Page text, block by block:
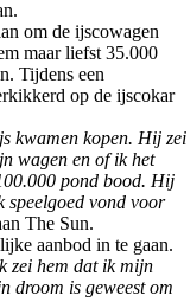
om de ijscowagen
maar liefst 35.000
Tijdens een
op de ijscokar
kwamen kopen. Hij zei
wagen en of ik het
pond bood. Hij
speelgoed vond voor
The Sun.
aanbod in te gaan.
zei hem dat ik mijn
droom is geweest om